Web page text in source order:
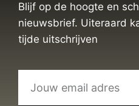
Blijf op de hoogte en
nieuwsbrief. Uiteraard
tijde uitschrijven